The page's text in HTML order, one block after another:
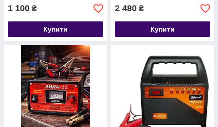
1 100 ₴
Купити
2 480 ₴
Купити